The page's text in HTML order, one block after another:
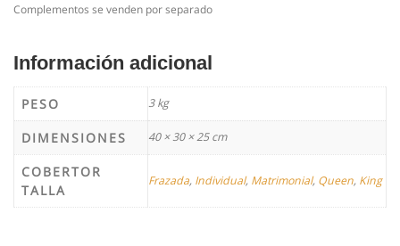
Complementos se venden por separado
Información adicional
PESO 3 kg
DIMENSIONES 40 × 30 × 25 cm
COBERTOR
TALLA
Frazada, Individual, Matrimonial, Queen, King